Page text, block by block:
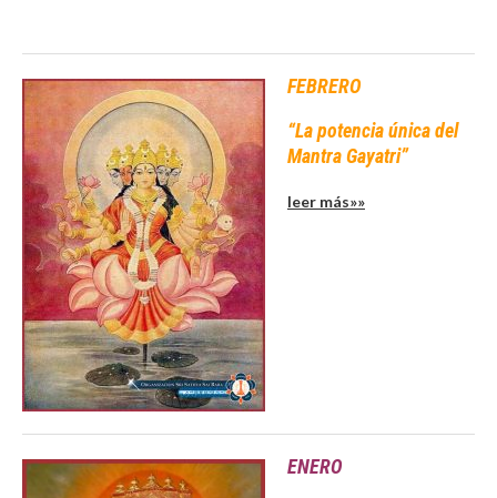
FEBRERO
“La potencia única del
Mantra Gayatri”
leer más»»
ENERO